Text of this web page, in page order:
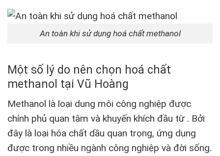
An toàn khi sử dụng hoá chất methanol
Một số lý do nên chọn hoá chất
methanol tại Vũ Hoàng
Methanol là loại dung môi công nghiệp được
chính phủ quan tâm và khuyến khích đầu từ . Bởi
đây là loại hóa chất dầu quan trọng, ứng dụng
được trong nhiều ngành công nghiệp và đời sống.